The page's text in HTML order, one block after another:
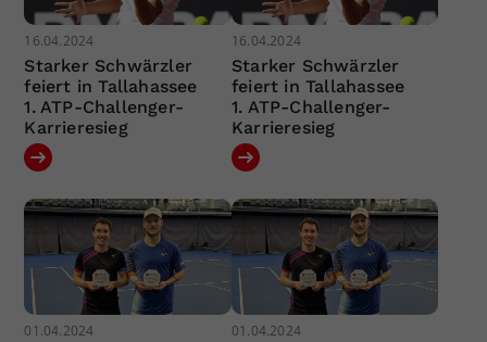
16.04.2024
Starker Schwärzler
feiert in Tallahassee
1. ATP-Challenger-
Karrieresieg
16.04.2024
Starker Schwärzler
feiert in Tallahassee
1. ATP-Challenger-
Karrieresieg
01.04.2024 01.04.2024